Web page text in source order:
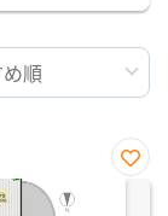
お気